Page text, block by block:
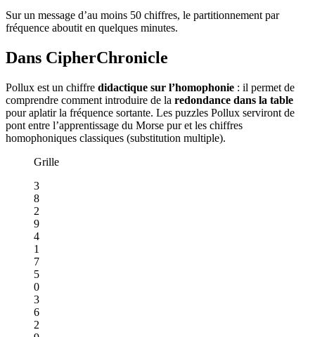
Sur un message d’au moins 50 chiffres, le partitionnement par
fréquence aboutit en quelques minutes.
Dans CipherChronicle
Pollux est un chiffre didactique sur l’homophonie : il permet de
comprendre comment introduire de la redondance dans la table
pour aplatir la fréquence sortante. Les puzzles Pollux serviront de
pont entre l’apprentissage du Morse pur et les chiffres
homophoniques classiques (substitution multiple).
Grille
3
8
2
9
4
1
7
5
0
3
6
2